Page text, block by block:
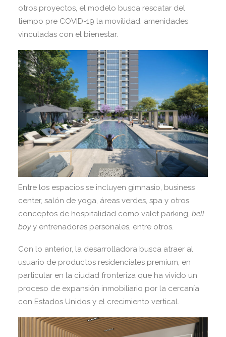
otros proyectos, el modelo busca rescatar del
tiempo pre COVID-19 la movilidad, amenidades
vinculadas con el bienestar.
Entre los espacios se incluyen gimnasio, business
center, salón de yoga, áreas verdes, spa y otros
conceptos de hospitalidad como valet parking, bell
boyy entrenadores personales, entre otros.
Con lo anterior, la desarrolladora busca atraer al
usuario de productos residenciales premium, en
particular en la ciudad fronteriza que ha vivido un
proceso de expansión inmobiliario por la cercanía
con Estados Unidos y el crecimiento vertical.